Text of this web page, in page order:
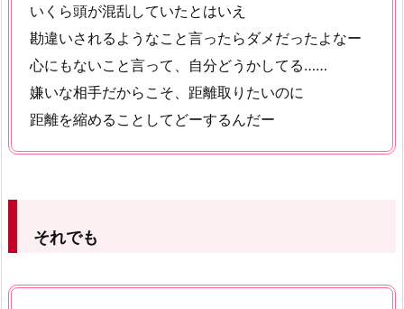
いくら頭が混乱していたとはいえ
勘違いされるようなこと言ったらダメだったよなー
心にもないこと言って、自分どうかしてる……
嫌いな相手だからこそ、距離取りたいのに
距離を縮めることしてどーするんだー
それでも